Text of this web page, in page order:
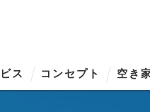
ス コンセプト 空き